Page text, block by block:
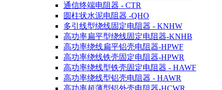
通信终端电阻器 - CTR
圆柱状水泥电阻器 -QHO
多引线型绕线固定电阻器 - KNHW
高功率扁平型绕线固定电阻器-KNHB
高功率绕线扁平铝壳电阻器-HPWF
高功率绕线铁壳固定电阻器-HPWR
高功率绕线型铁壳固定电阻器 - HAWF
高功率绕线型铝壳电阻器 - HAWR
高功率超薄型铝外壳电阻器-HCWR